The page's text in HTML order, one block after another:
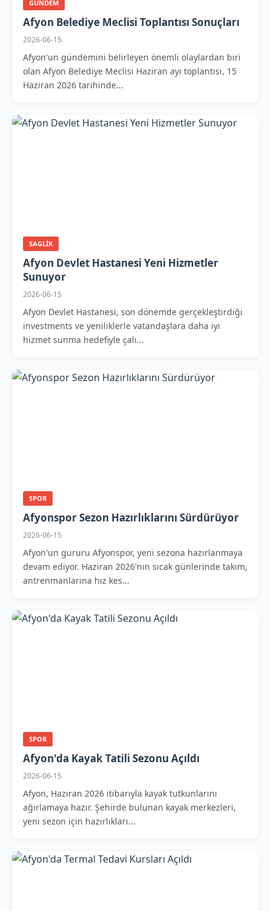
GUNDEM
Afyon Belediye Meclisi Toplantısı Sonuçları
2026-06-15
Afyon'un gündemini belirleyen önemli olaylardan biri
olan Afyon Belediye Meclisi Haziran ayı toplantısı, 15
Haziran 2026 tarihinde...
SAGLIK
Afyon Devlet Hastanesi Yeni Hizmetler
Sunuyor
2026-06-15
Afyon Devlet Hastanesi, son dönemde gerçekleştirdiği
investments ve yeniliklerle vatandaşlara daha iyi
hizmet sunma hedefiyle çalı...
SPOR
Afyonspor Sezon Hazırlıklarını Sürdürüyor
2026-06-15
Afyon'un gururu Afyonspor, yeni sezona hazırlanmaya
devam ediyor. Haziran 2026'nın sıcak günlerinde takım,
antrenmanlarına hız kes...
SPOR
Afyon'da Kayak Tatili Sezonu Açıldı
2026-06-15
Afyon, Haziran 2026 itibarıyla kayak tutkunlarını
ağırlamaya hazır. Şehirde bulunan kayak merkezleri,
yeni sezon için hazırlıkları...